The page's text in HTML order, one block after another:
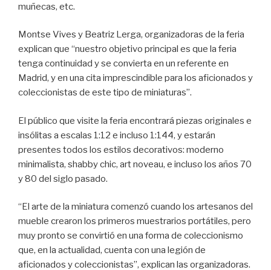
muñecas, etc.
Montse Vives y Beatriz Lerga, organizadoras de la feria
explican que “nuestro objetivo principal es que la feria
tenga continuidad y se convierta en un referente en
Madrid, y en una cita imprescindible para los aficionados y
coleccionistas de este tipo de miniaturas”.
El público que visite la feria encontrará piezas originales e
insólitas a escalas 1:12 e incluso 1:144, y estarán
presentes todos los estilos decorativos: moderno
minimalista, shabby chic, art noveau, e incluso los años 70
y 80 del siglo pasado.
“El arte de la miniatura comenzó cuando los artesanos del
mueble crearon los primeros muestrarios portátiles, pero
muy pronto se convirtió en una forma de coleccionismo
que, en la actualidad, cuenta con una legión de
aficionados y coleccionistas”, explican las organizadoras.